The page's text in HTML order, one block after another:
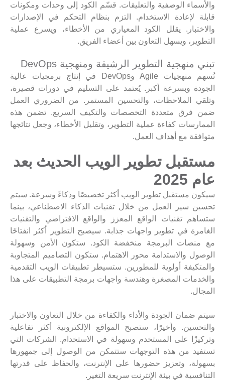
والأسماء الوصفية والتعليقات. قسّم الكود إلى وحدات ومكونات
قابلة لإعادة الاستخدام. التزم بنظام التحكم في الإصدارات
والاختبار. يقلل الكود المعياري من الأخطاء، ويسرع عملية
التطوير، ويسهل التعاون بين أعضاء الفريق.
تبني منهجية التطوير الرشيقة ومنهجية DevOps
تُسهم منهجيات Agile وDevOps في إنتاج برمجيات عالية
الجودة وبسرعة أكبر. يُعتمد على التسليم في دورات قصيرة،
وتلقي الملاحظات، والتحسين المستمر. من الضروري العمل
ضمن فرق متعددة التخصصات والتكيف السريع. تضمن هذه
الممارسات كفاءة عملية التطوير، وتقليل الأخطاء، وجعل نتائجها
متوافقة مع أهداف العمل.
مستقبل تطوير الويب الحديث بعد
عام 2025
سيكون مستقبل تطوير الويب أكثر تخصيصًا وذكاءً وسرعة. سيتم
تحسين سير العمل من خلال تقنيات الذكاء الاصطناعي، بينما
ستساهم تقنيات الواقع المعزز والواقع الافتراضي والتقنيات
الغامرة في تطوير واجهات جذابة. سيصبح التطوير أكثر انفتاحًا
مع منصات البرمجة منخفضة الكود. ستكون الأمن وسهولة
الوصول والاستدامة محور الاهتمام. ستكون التصاميم المتجاوبة
والمتكيفة أولوية للمطورين. ستسيطر تطبيقات الويب التقدمية
والخدمات المصغرة وهندسة واجهات برمجة التطبيقات على هذا
المجال.
سيتم ضمان الجودة والأداء والكفاءة من خلال التعاون والاختبار
والتحسين. وأخيرًا، ستصبح المواقع الإلكترونية أكثر تفاعلية
وتركيزًا على المستخدم وسهولة في الاستخدام. الشركات التي
تستفيد من هذه التوجهات ستتمكن من الوصول إلى جمهورها
بسهولة، وتعزيز حضورها على الإنترنت، والحفاظ على قدرتها
التنافسية في بيئة الإنترنت سريعة التغير.